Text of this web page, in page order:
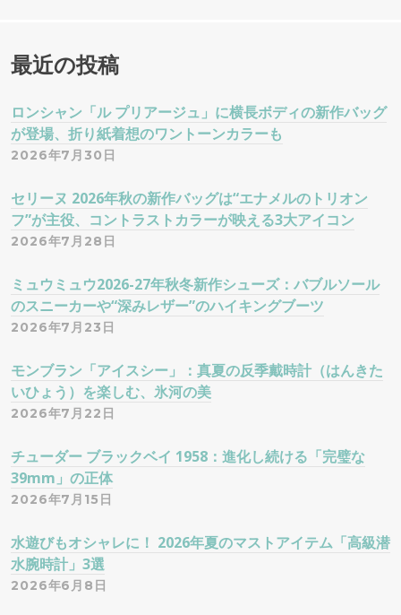
最近の投稿
ロンシャン「ル プリアージュ」に横長ボディの新作バッグ
が登場、折り紙着想のワントーンカラーも
2026年7月30日
セリーヌ 2026年秋の新作バッグは“エナメルのトリオン
フ”が主役、コントラストカラーが映える3大アイコン
2026年7月28日
ミュウミュウ2026-27年秋冬新作シューズ：バブルソール
のスニーカーや“深みレザー”のハイキングブーツ
2026年7月23日
モンブラン「アイスシー」：真夏の反季戴時計（はんきた
いひょう）を楽しむ、氷河の美
2026年7月22日
チューダー ブラックベイ 1958：進化し続ける「完璧な
39mm」の正体
2026年7月15日
水遊びもオシャレに！ 2026年夏のマストアイテム「高級潜
水腕時計」3選
2026年6月8日